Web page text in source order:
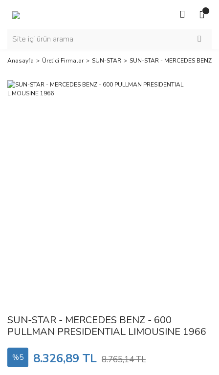
Anasayfa Üretici Firmalar SUN-STAR SUN-STAR - MERCEDES BENZ
SUN-STAR - MERCEDES BENZ - 600
PULLMAN PRESIDENTIAL LIMOUSINE 1966
%5 8.326,89 TL 8.765,14 TL